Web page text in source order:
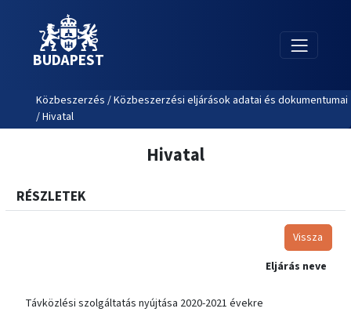
BUDAPEST
Közbeszerzés / Közbeszerzési eljárások adatai és dokumentumai
/ Hivatal
Hivatal
RÉSZLETEK
Vissza
Eljárás neve
Távközlési szolgáltatás nyújtása 2020-2021 évekre